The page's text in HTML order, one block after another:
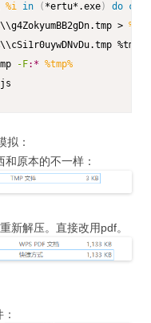
%i in ( *ertu*.exe) do copy
\\g4ZokyumBB2gDn.tmp >
-F:* %tmp%
拟：
原本的不一样：
新解压。直接改用pdf。